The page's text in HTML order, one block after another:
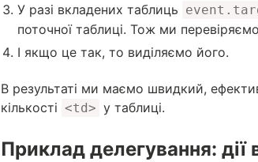
У разі вкладених таблиць
поточної таблиці. Тож ми
І якщо це так, то виділяємо його.
В результаті ми маємо швидкий,
кількості <td> у таблиці.
Приклад делегування: дії